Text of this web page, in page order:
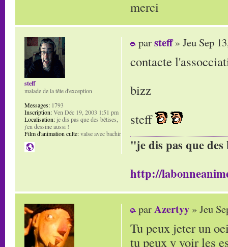
merci
parsteff» Jeu Sep
contacte
bizz
steff
"je dis pas que
http://
steff
malade de la tête d'exception
Messages: 1793
Inscription:Ven Déc 19, 2003 1:51 pm
Localisation:je dis pas que des bêtises,
j'en dessine aussi !
Film d'animation culte:valse avec bachir
parAzertyy » Jeu
Tu peux jeter un
tu peux y voir les